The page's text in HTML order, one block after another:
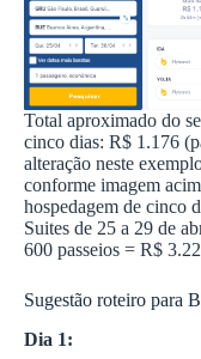
Total aproximado do
cinco dias: R$ 1.176
alteração neste
conforme imagem
hospedagem de cinco
Suites de 25 a 29 de
600 passeios = R$
Sugestão roteiro para
Dia 1: